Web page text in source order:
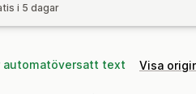
i 5 dagar
automatöversatt text Visa